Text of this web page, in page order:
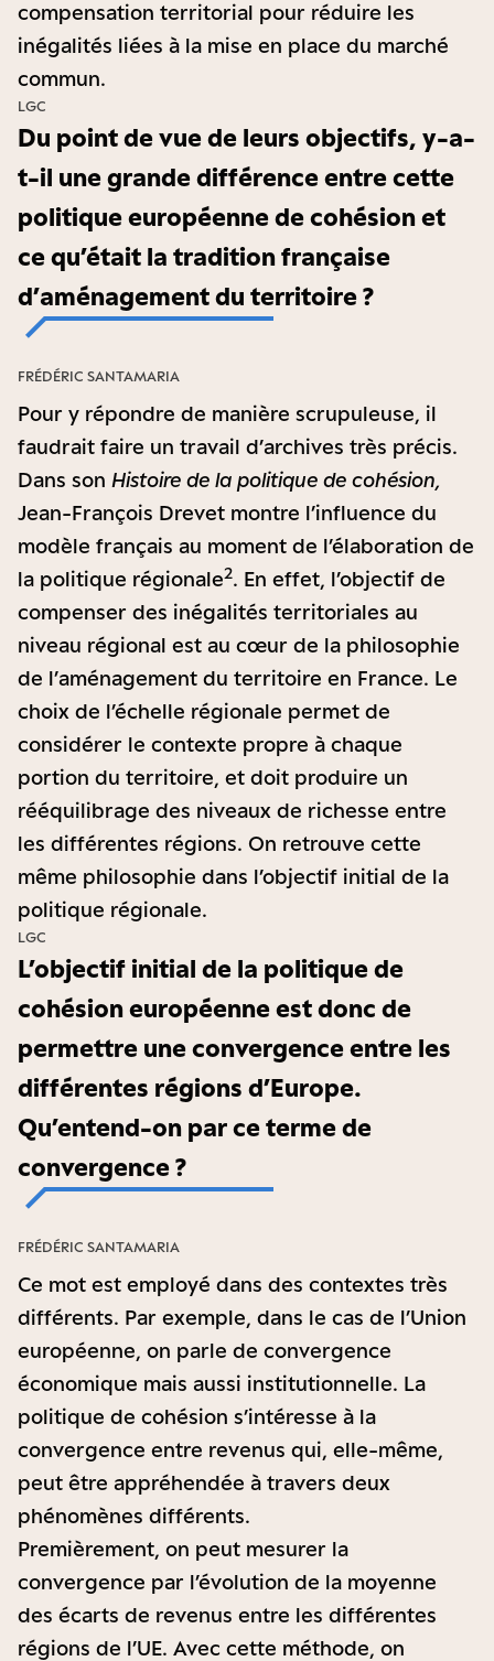
compensation territorial pour réduire les
inégalités liées à la mise en place du marché
commun.
Du point de vue de leurs objectifs, y-a-
t-il une grande différence entre cette
politique européenne de cohésion et
ce qu’était la tradition française
d’aménagement du territoire ?
LGC
Pour y répondre de manière scrupuleuse, il
faudrait faire un travail d’archives très précis.
Dans son Histoire de la politique de cohésion,
Jean-François Drevet montre l’influence du
modèle français au moment de l’élaboration de
la politique régionale2. En effet, l’objectif de
compenser des inégalités territoriales au
niveau régional est au cœur de la philosophie
de l’aménagement du territoire en France. Le
choix de l’échelle régionale permet de
considérer le contexte propre à chaque
portion du territoire, et doit produire un
rééquilibrage des niveaux de richesse entre
les différentes régions. On retrouve cette
même philosophie dans l’objectif initial de la
politique régionale.
FRÉDÉRIC SANTAMARIA
L’objectif initial de la politique de
cohésion européenne est donc de
permettre une convergence entre les
différentes régions d’Europe.
Qu’entend-on par ce terme de
convergence ?
LGC
Ce mot est employé dans des contextes très
différents. Par exemple, dans le cas de l’Union
européenne, on parle de convergence
économique mais aussi institutionnelle. La
politique de cohésion s’intéresse à la
convergence entre revenus qui, elle-même,
peut être appréhendée à travers deux
phénomènes différents.
Premièrement, on peut mesurer la
convergence par l’évolution de la moyenne
des écarts de revenus entre les différentes
régions de l’UE. Avec cette méthode, on
FRÉDÉRIC SANTAMARIA